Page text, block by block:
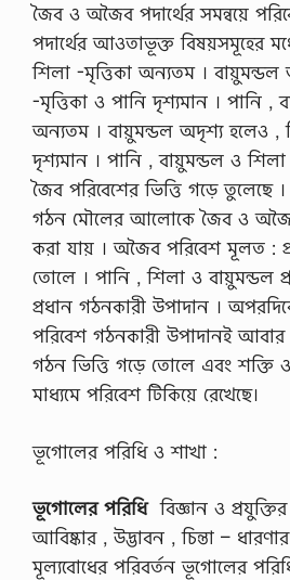
জৈব ও অজৈব পদার্থের সমন্বয়ে
পদার্থের আওতাভূক্ত বিষয়সমূহের
শিলা -মৃত্তিকা অন্যতম ।
-মৃত্তিকা ও পানি দৃশ্যমান । পানি ,
অন্যতম । বায়ুমন্ডল অদৃশ্য হলেও ,
দৃশ্যমান । পানি , বায়ুমন্ডল ও শিলা
জৈব পরিবেশের ভিত্তি গড়ে
গঠন মৌলের আলােকে জৈব ও
করা যায় । অজৈব পরিবেশ মূলত :
তােলে । পানি , শিলা ও বায়ুমন্ডল
প্রধান গঠনকারী উপাদান ।
পরিবেশ গঠনকারী উপাদানই আবার
গঠন ভিত্তি গড়ে তােলে এবং শক্তি
মাধ্যমে পরিবেশ টিকিয়ে রেখেছে।
ভূগােলের পরিধি ও শাখা :
ভূগােলের পরিধিবিজ্ঞান ও
আবিষ্কার , উদ্ভাবন , চিন্তা –
মূল্যবােধের পরিবর্তন ভূগােলের